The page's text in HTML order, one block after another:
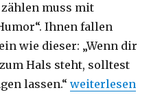
muss mit
Ihnen fallen
wie dieser: „Wenn dir
Hals steht, solltest
lassen.“„Predigten zu
weiterlesen